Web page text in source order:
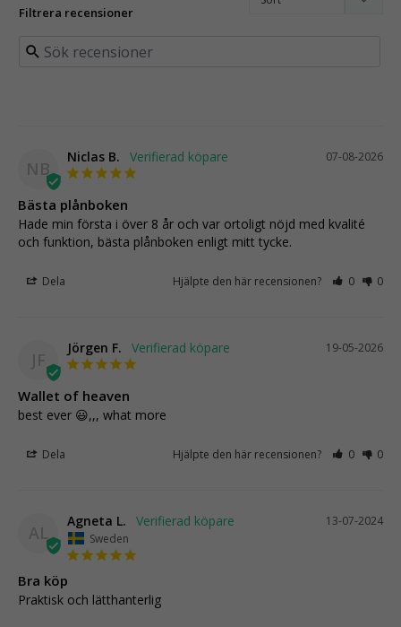
Filtrera recensioner
NB
07-08-2026
Niclas B.
Bästa plånboken
Hade min första i över 8 år och var ortoligt nöjd med kvalité
och funktion, bästa plånboken enligt mitt tycke.
Dela Hjälpte den här recensionen? 0 0
JF
19-05-2026
Jörgen F.
Wallet of heaven
best ever 😃,,, what more
Dela Hjälpte den här recensionen? 0 0
AL
13-07-2024
Agneta L.
Sweden
Bra köp
Praktisk och lätthanterlig